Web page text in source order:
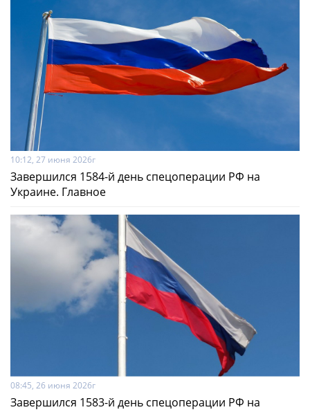
10:12, 27 июня 2026г
Завершился 1584-й день спецоперации РФ на
Украине. Главное
08:45, 26 июня 2026г
Завершился 1583-й день спецоперации РФ на